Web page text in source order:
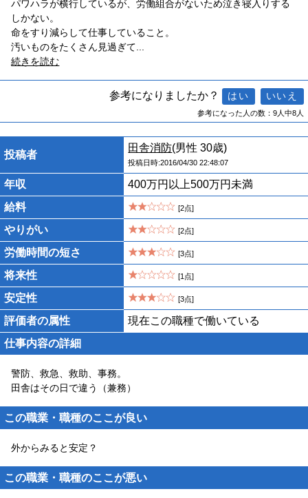
パワハラが横行しているが、労働組合がないため泣き寝入りする
しかない。
命をすり減らして仕事していること。
汚いものをたくさん見過ぎて
続きを読む
参考になりましたか？
参考になった人の数：9人中8人
投稿者
田舎消防(男性 30歳)
投稿日時:2016/04/30 22:48:07
年収
400万円以上500万円未満
給料
[2点]
やりがい [2点]
労働時間の短さ [3点]
将来性 [1点]
安定性 [3点]
評価者の属性
現在この職種で働いている
仕事内容の詳細
警防、救急、救助、事務。
田舎はその日で違う（兼務）
この職業・職種のここが良い
外からみると安定？
この職業・職種のここが悪い